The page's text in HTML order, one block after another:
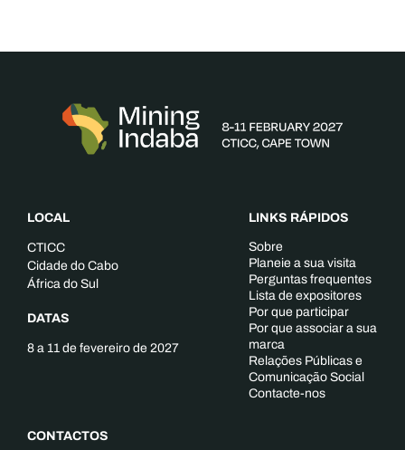
LOCAL
CTICC
Cidade do Cabo
África do Sul
DATAS
8 a 11 de fevereiro de 2027
CONTACTOS
LINKS RÁPIDOS
Sobre
Planeie a sua visita
Perguntas frequentes
Lista de expositores
Por que participar
Por que associar a sua
marca
Relações Públicas e
Comunicação Social
Contacte-nos